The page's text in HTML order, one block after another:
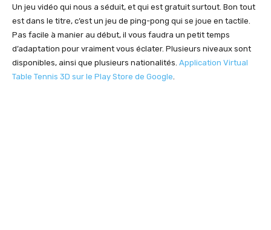
Un jeu vidéo qui nous a séduit, et qui est gratuit surtout. Bon tout
est dans le titre, c’est un jeu de ping-pong qui se joue en tactile.
Pas facile à manier au début, il vous faudra un petit temps
d’adaptation pour vraiment vous éclater. Plusieurs niveaux sont
disponibles, ainsi que plusieurs nationalités. Application Virtual
Table Tennis 3D sur le Play Store de Google